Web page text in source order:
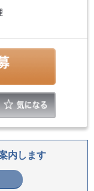
内します